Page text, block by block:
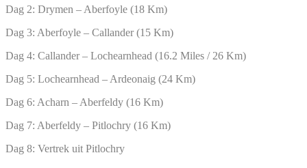
Dag 2: Drymen – Aberfoyle (18 Km)
Dag 3: Aberfoyle – Callander (15 Km)
Dag 4: Callander – Lochearnhead (16.2 Miles / 26 Km)
Dag 5: Lochearnhead – Ardeonaig (24 Km)
Dag 6: Acharn – Aberfeldy (16 Km)
Dag 7: Aberfeldy – Pitlochry (16 Km)
Dag 8: Vertrek uit Pitlochry